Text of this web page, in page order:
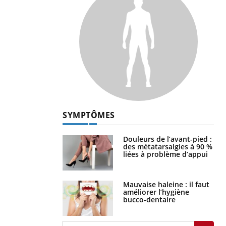
SYMPTÔMES
Douleurs de l’avant-pied :
des métatarsalgies à 90 %
liées à problème d’appui
Mauvaise haleine : il faut
améliorer l’hygiène
bucco-dentaire